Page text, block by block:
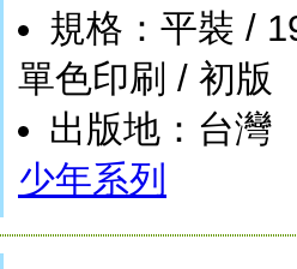
規格：平裝 /
單色印刷 / 初版
出版地：台灣
少年系列